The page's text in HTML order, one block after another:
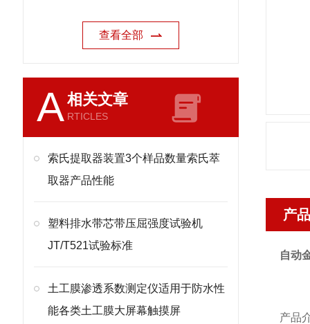
查看全部
A相关文章
RTICLES
索氏提取器装置3个样品数量索氏萃
取器产品性能
塑料排水带芯带压屈强度试验机
JT/T521试验标准
土工膜渗透系数测定仪适用于防水性
能各类土工膜大屏幕触摸屏
产
自动
产品